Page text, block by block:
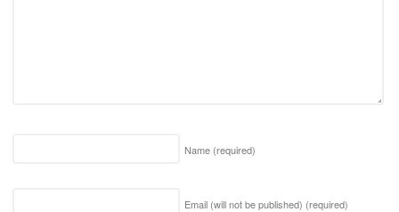
Name (required)
Email (will not be published) (required)